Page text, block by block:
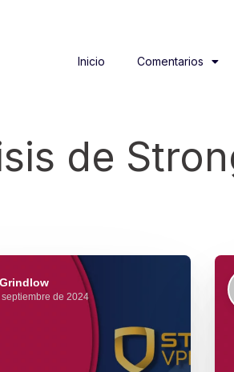
Inicio Comentarios
de
septiembre de 2024